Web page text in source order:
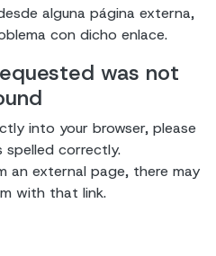
alguna página externa,
con dicho enlace.
was not
into your browser, please
spelled correctly.
an external page, there may
with that link.